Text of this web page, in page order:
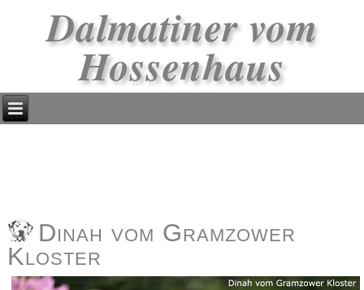
Dalmatiner vom
Hossenhaus
Dinah vom Gramzower
Kloster